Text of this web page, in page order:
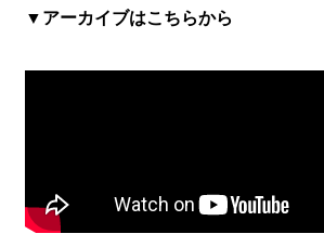
▼アーカイブはこちらから